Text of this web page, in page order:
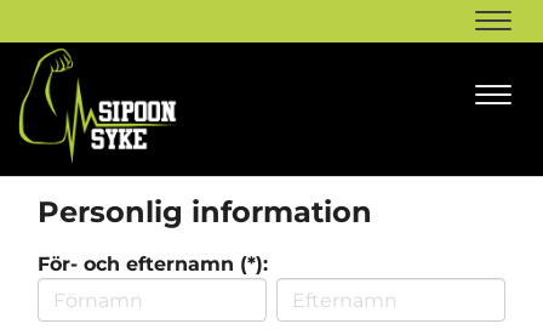
Personlig information
För- och efternamn (*):